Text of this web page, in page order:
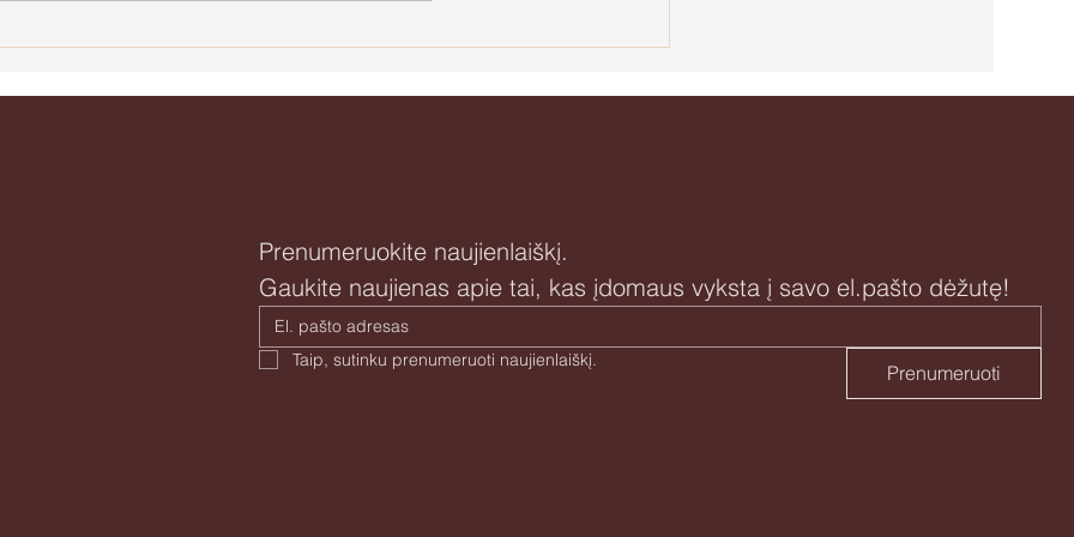
agresiją ir
Apie Natūralią motinystę
Prenumeruokite naujienlaiškį.
Gaukite naujienas apie tai, kas įdomaus vyksta į savo el.pašto dėžutę!
Prenumeruoti